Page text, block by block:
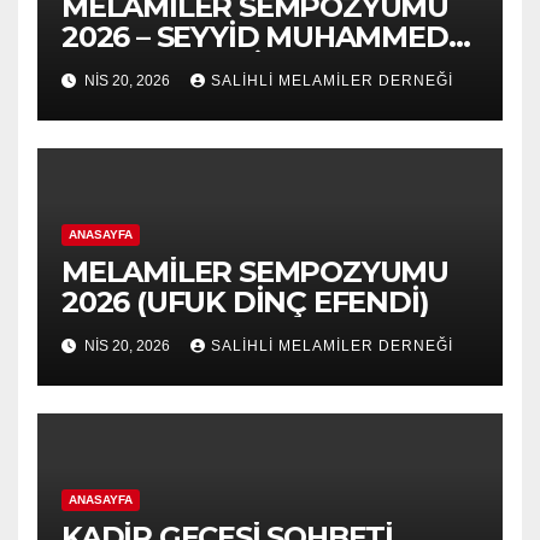
2026 – SEYYİD MUHAMMED
NURUL-ARABİ 139.VUSLAT
YILDÖNÜMÜ-5.VAHDET
SÖYLEYİŞ PANEL
NIS 20, 2026 SALİHLİ MELAMİLER DERNEĞİ
ANASAYFA
MELAMİLER SEMPOZYUMU
2026 (UFUK DİNÇ EFENDİ)
NIS 20, 2026 SALİHLİ MELAMİLER DERNEĞİ
ANASAYFA